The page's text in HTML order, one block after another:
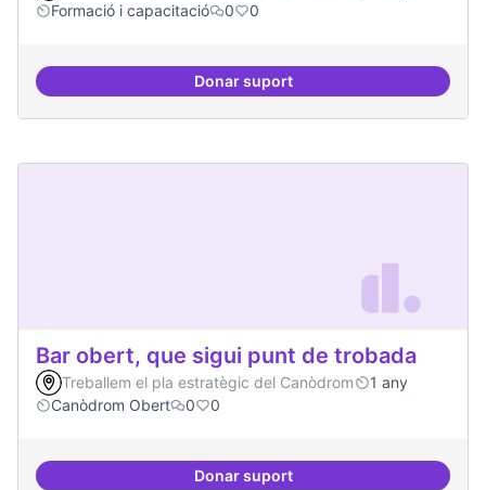
Formació i capacitació
0 0
Donar suportDefinició del currículum del
Bar obert, que sigui punt de trobada
Treballem el pla estratègic del Canòdrom
1 any
Canòdrom Obert
0 0
Donar suportBar obert, que sigui punt de